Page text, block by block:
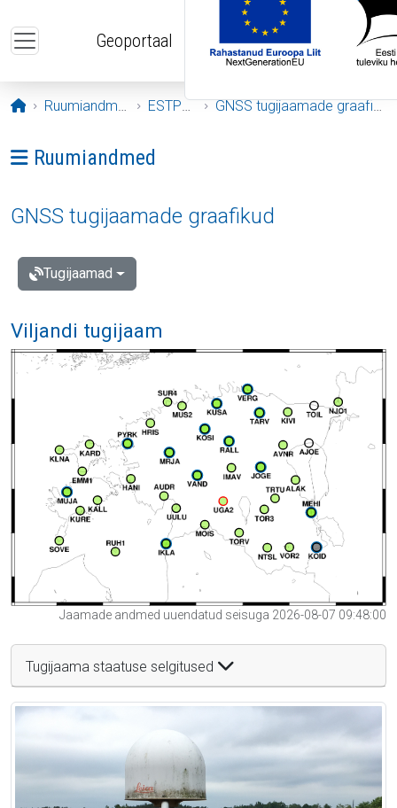
Geoportaal
Avaleht
Ruumiandmed ESTPOS GNSS tugijaamade graafikud
Ava menüü: Ruumiandmed
Ruumiandmed
GNSS tugijaamade graafikud
Tugijaamad
Viljandi tugijaam
Jaamade andmed uuendatud seisuga 2026-08-07 09:48:00
Tugijaama staatuse selgitused